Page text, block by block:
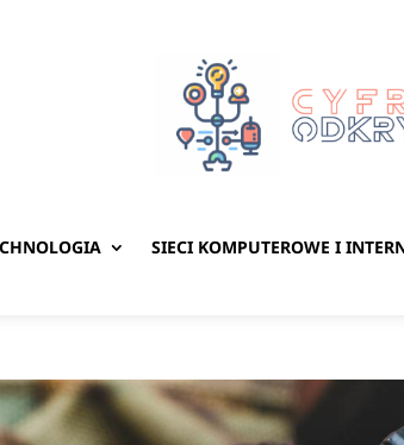
SIECI KOMPUTEROWE I